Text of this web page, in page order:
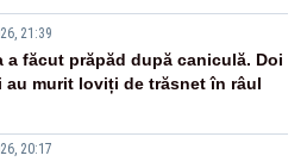
21:39
a făcut prăpăd după caniculă. Doi
au murit loviți de trăsnet în râul
20:17